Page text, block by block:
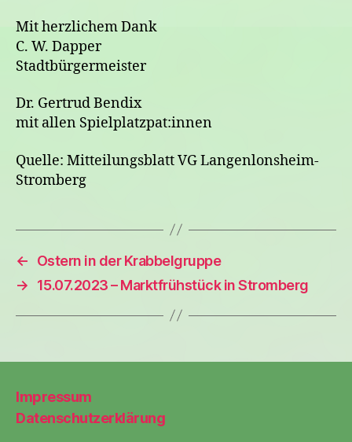
Mit herzlichem Dank
C. W. Dapper
Stadtbürgermeister
Dr. Gertrud Bendix
mit allen Spielplatzpat:innen
Quelle: Mitteilungsblatt VG Langenlonsheim-
Stromberg
←
Ostern in der Krabbelgruppe
→
15.07.2023 – Marktfrühstück in Stromberg
Impressum
Datenschutzerklärung